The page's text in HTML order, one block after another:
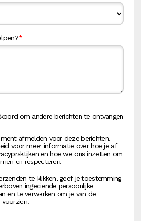
*
om andere berichten te ontvangen
afmelden voor deze berichten.
voor meer informatie over hoe je af
en hoe we ons inzetten om
en respecteren.
te klikken, geef je toestemming
ingediende persoonlijke
en te verwerken om je van de
voorzien.